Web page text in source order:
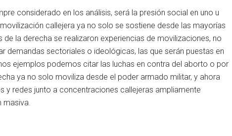
considerado en los análisis, será la presión social en uno u
callejera ya no solo se sostiene desde las mayorías
la derecha se realizaron experiencias de movilizaciones, no
demandas sectoriales o ideológicas, las que serán puestas en
ejemplos podemos citar las luchas en contra del aborto o por
ya no solo moviliza desde el poder armado militar, y ahora
y redes junto a concentraciones callejeras ampliamente